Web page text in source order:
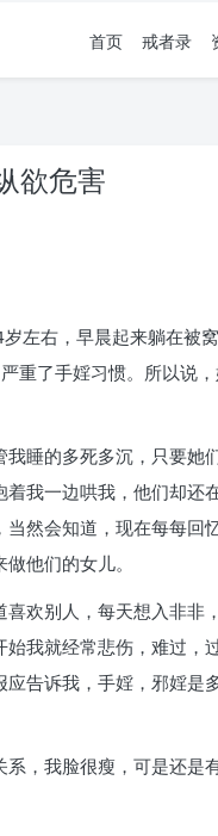
首页 戒者录
欲危害
左右，早晨起来躺在被
重了手婬习惯。所以说
睡的多死多沉，只要她
我一边哄我，他们却还
然会知道，现在每每回
他们的女儿。
欢别人，每天想入非非
我就经常悲伤，难过，
告诉我，手婬，邪婬是
，我脸很瘦，可是还是